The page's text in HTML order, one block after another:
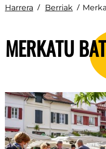
Harrera Berriak
MERKATU